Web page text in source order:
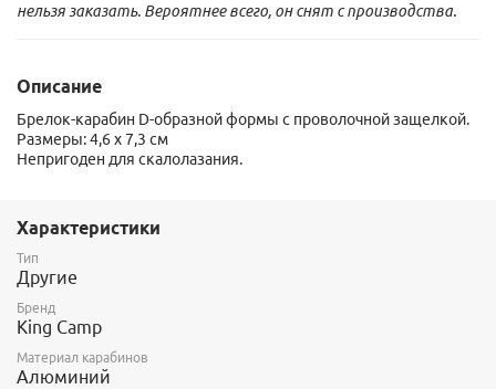
нельзя заказать. Вероятнее всего, он снят с производства.
Описание
Брелок-карабин D-образной формы с проволочной защелкой.
Размеры: 4,6 x 7,3 см
Непригоден для скалолазания.
Характеристики
Тип
Другие
Бренд
King Camp
Материал карабинов
Алюминий